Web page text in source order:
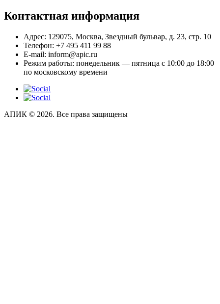
Контактная информация
Адрес: 129075, Москва, Звездный бульвар, д. 23, стр. 10
Телефон: +7 495 411 99 88
E-mail: inform@apic.ru
Режим работы: понедельник — пятница с 10:00 до 18:00
по московскому времени
АПИК © 2026. Все права защищены